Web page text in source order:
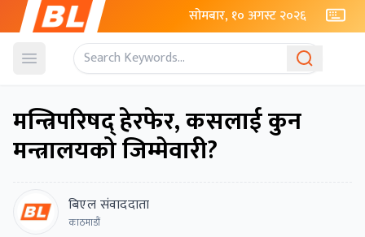
सोमबार, १० अगस्ट २०२६
Open menu
मन्त्रिपरिषद् हेरफेर, कसलाई कुन
मन्त्रालयको जिम्मेवारी?
बिएल संवाददाता
काठमाडौं